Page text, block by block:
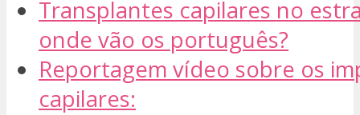
Transplantes capilares no
onde vão os português?
Reportagem vídeo sobre os
capilares: